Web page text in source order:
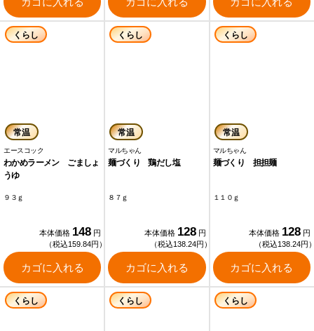
くらし
常温
エースコック
わかめラーメン ごましょ
うゆ
９３ｇ
本体価格 148 円
（税込159.84円）
カゴに入れる
くらし
常温
マルちゃん
麺づくり 鶏だし塩
８７ｇ
本体価格 128 円
（税込138.24円）
カゴに入れる
くらし
常温
マルちゃん
麺づくり 担担麺
１１０ｇ
本体価格 128 円
（税込138.24円
カゴに入れる
くらし くらし くらし